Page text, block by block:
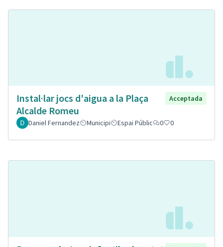
Instal·lar jocs d'aigua a la Plaça
Alcalde Romeu
Acceptada
Daniel Fernandez Municipi Espai Públic 0 0